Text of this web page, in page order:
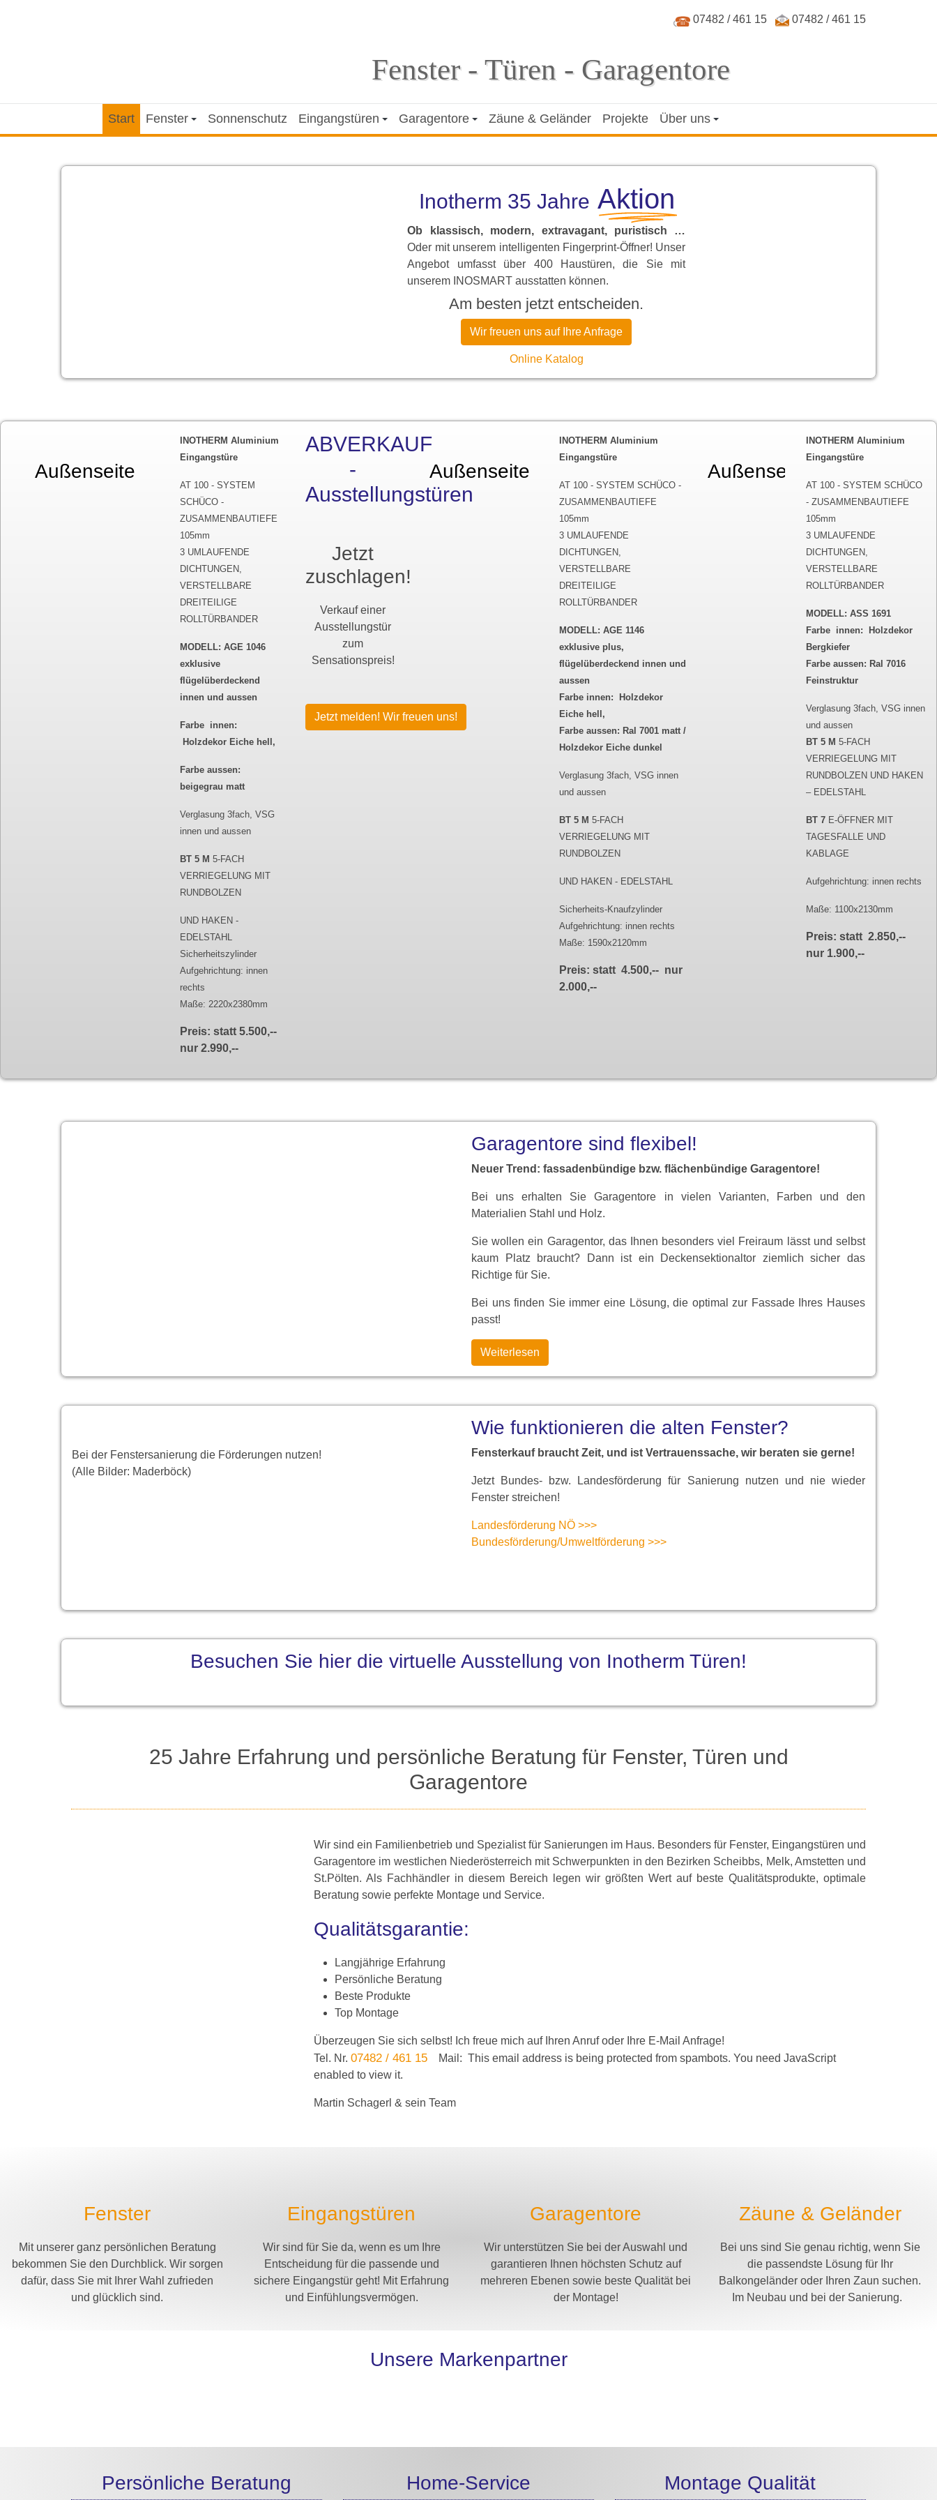
07482 / 461 15 07482 / 461 15
Fenster - Türen - Garagentore
Start Fenster Sonnenschutz Eingangstüren Garagentore Zäune & Geländer Projekte Über uns
Inotherm 35 Jahre Aktion
Ob klassisch, modern, extravagant, puristisch …
Oder mit unserem intelligenten Fingerprint-Öffner! Unser
Angebot umfasst über 400 Haustüren, die Sie mit
unserem INOSMART ausstatten können.
Am besten jetzt entscheiden.
Wir freuen uns auf Ihre Anfrage
Online Katalog
Außenseite
INOTHERM Aluminium
Eingangstüre
AT 100 - SYSTEM
SCHÜCO -
ZUSAMMENBAUTIEFE
105mm
3 UMLAUFENDE
DICHTUNGEN,
VERSTELLBARE
DREITEILIGE
ROLLTÜRBANDER
MODELL: AGE 1046
exklusive
flügelüberdeckend
innen und aussen
Farbe innen:
Holzdekor Eiche hell,
Farbe aussen:
beigegrau matt
Verglasung 3fach, VSG
innen und aussen
BT 5 M 5-FACH
VERRIEGELUNG MIT
RUNDBOLZEN
UND HAKEN -
EDELSTAHL
Sicherheitszylinder
Aufgehrichtung: innen
rechts
Maße: 2220x2380mm
Preis: statt 5.500,--
nur 2.990,--
ABVERKAUF
-
Ausstellungstüren
Jetzt
zuschlagen!
Verkauf einer
Ausstellungstür
zum
Sensationspreis!
Jetzt melden! Wir freuen uns!
Außenseite
INOTHERM Aluminium
Eingangstüre
AT 100 - SYSTEM SCHÜCO -
ZUSAMMENBAUTIEFE
105mm
3 UMLAUFENDE
DICHTUNGEN,
VERSTELLBARE
DREITEILIGE
ROLLTÜRBANDER
MODELL: AGE 1146
exklusive plus,
flügelüberdeckend innen und
aussen
Farbe innen: Holzdekor
Eiche hell,
Farbe aussen: Ral 7001 matt /
Holzdekor Eiche dunkel
Verglasung 3fach, VSG innen
und aussen
BT 5 M5-FACH
VERRIEGELUNG MIT
RUNDBOLZEN
UND HAKEN - EDELSTAHL
Sicherheits-Knaufzylinder
Aufgehrichtung: innen rechts
Maße: 1590x2120mm
Preis: statt 4.500,-- nur
2.000,--
Außenseite
INOTHERM Aluminium
Eingangstüre
AT 100 - SYSTEM SCHÜCO
- ZUSAMMENBAUTIEFE
105mm
3 UMLAUFENDE
DICHTUNGEN,
VERSTELLBARE
ROLLTÜRBANDER
MODELL: ASS 1691
Farbe innen: Holzdekor
Bergkiefer
Farbe aussen: Ral 7016
Feinstruktur
Verglasung 3fach, VSG innen
und aussen
BT 5 M5-FACH
VERRIEGELUNG MIT
RUNDBOLZEN UND HAKEN
– EDELSTAHL
BT 7 E-ÖFFNER MIT
TAGESFALLE UND
KABLAGE
Aufgehrichtung: innen rechts
Maße: 1100x2130mm
Preis: statt 2.850,--
nur 1.900,--
Garagentore sind flexibel!
Neuer Trend: fassadenbündige bzw. flächenbündige Garagentore!
Bei uns erhalten Sie Garagentore in vielen Varianten, Farben und den
Materialien Stahl und Holz.
Sie wollen ein Garagentor, das Ihnen besonders viel Freiraum lässt und selbst
kaum Platz braucht? Dann ist ein Deckensektionaltor ziemlich sicher das
Richtige für Sie.
Bei uns finden Sie immer eine Lösung, die optimal zur Fassade Ihres Hauses
passt!
Weiterlesen
Bei der Fenstersanierung die Förderungen nutzen!
(Alle Bilder: Maderböck)
Wie funktionieren die alten Fenster?
Fensterkauf braucht Zeit, und ist Vertrauenssache, wir beraten sie gerne!
Jetzt Bundes- bzw. Landesförderung für Sanierung nutzen und nie wieder
Fenster streichen!
Landesförderung NÖ >>>
Bundesförderung/Umweltförderung >>>
Besuchen Sie hier die virtuelle Ausstellung von Inotherm Türen!
25 Jahre Erfahrung und persönliche Beratung für Fenster, Türen und
Garagentore
Wir sind ein Familienbetrieb und Spezialist für Sanierungen im Haus. Besonders für Fenster, Eingangstüren und
Garagentore im westlichen Niederösterreich mit Schwerpunkten in den Bezirken Scheibbs, Melk, Amstetten und
St.Pölten. Als Fachhändler in diesem Bereich legen wir größten Wert auf beste Qualitätsprodukte, optimale
Beratung sowie perfekte Montage und Service.
Qualitätsgarantie:
Langjährige Erfahrung
Persönliche Beratung
Beste Produkte
Top Montage
Überzeugen Sie sich selbst! Ich freue mich auf Ihren Anruf oder Ihre E-Mail Anfrage!
Tel. Nr. 07482 / 461 15 Mail: This email address is being protected from spambots. You need JavaScript
enabled to view it.
Martin Schagerl & sein Team
Fenster
Mit unserer ganz persönlichen Beratung
bekommen Sie den Durchblick. Wir sorgen
dafür, dass Sie mit Ihrer Wahl zufrieden
und glücklich sind.
Eingangstüren
Wir sind für Sie da, wenn es um Ihre
Entscheidung für die passende und
sichere Eingangstür geht! Mit Erfahrung
und Einfühlungsvermögen.
Garagentore
Wir unterstützen Sie bei der Auswahl und
garantieren Ihnen höchsten Schutz auf
mehreren Ebenen sowie beste Qualität bei
der Montage!
Zäune & Geländer
Bei uns sind Sie genau richtig, wenn Sie
die passendste Lösung für Ihr
Balkongeländer oder Ihren Zaun suchen.
Im Neubau und bei der Sanierung.
Unsere Markenpartner
Persönliche Beratung Home-Service Montage Qualität